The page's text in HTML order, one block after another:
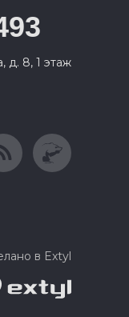
д. 8, 1 этаж
в Extyl